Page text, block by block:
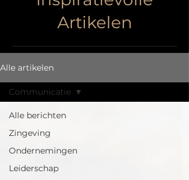
Artikelen
Alle artikelen
Alle berichten
Zingeving
Ondernemingen
Leiderschap
Communicatie